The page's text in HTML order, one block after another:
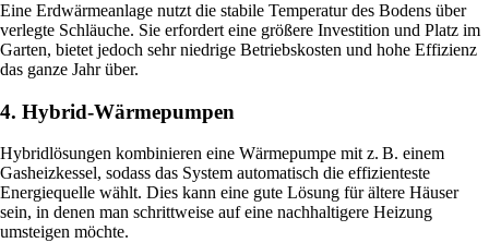
Eine Erdwärmeanlage nutzt die stabile Temperatur des Bodens über
verlegte Schläuche. Sie erfordert eine größere Investition und Platz im
Garten, bietet jedoch sehr niedrige Betriebskosten und hohe Effizienz
das ganze Jahr über.
4. Hybrid-Wärmepumpen
Hybridlösungen kombinieren eine Wärmepumpe mit z. B. einem
Gasheizkessel, sodass das System automatisch die effizienteste
Energiequelle wählt. Dies kann eine gute Lösung für ältere Häuser
sein, in denen man schrittweise auf eine nachhaltigere Heizung
umsteigen möchte.